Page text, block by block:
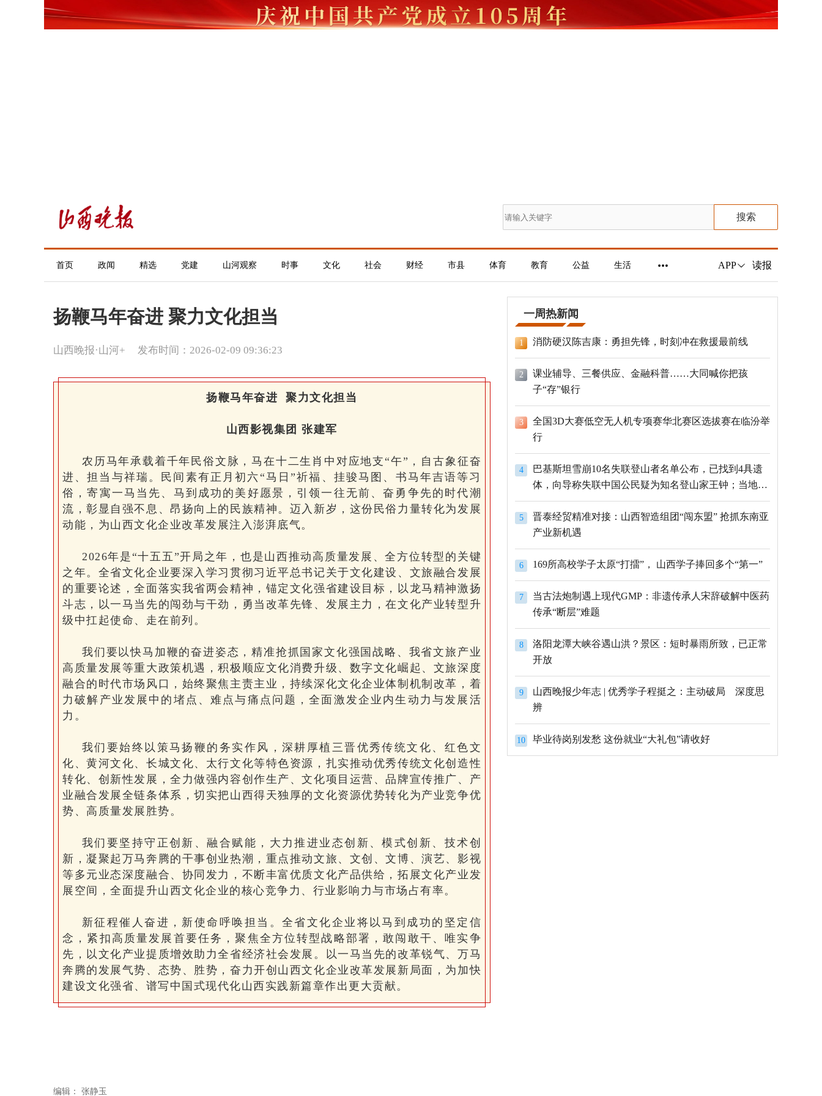
搜索
首页 政闻 精选 党建 山河观察 时事 文化 社会 财经 市县 体育 教育 公益 生活 APP 读报
扬鞭马年奋进 聚力文化担当
山西晚报·山河+ 发布时间：2026-02-09 09:36:23
扬鞭马年奋进 聚力文化担当
山西影视集团 张建军
农历马年承载着千年民俗文脉，马在十二生肖中对应地支“午”，自古象征奋
进、担当与祥瑞。民间素有正月初六“马日”祈福、挂骏马图、书马年吉语等习
俗，寄寓一马当先、马到成功的美好愿景，引领一往无前、奋勇争先的时代潮
流，彰显自强不息、昂扬向上的民族精神。迈入新岁，这份民俗力量转化为发展
动能，为山西文化企业改革发展注入澎湃底气。
2026年是“十五五”开局之年，也是山西推动高质量发展、全方位转型的关键
之年。全省文化企业要深入学习贯彻习近平总书记关于文化建设、文旅融合发展
的重要论述，全面落实我省两会精神，锚定文化强省建设目标，以龙马精神激扬
斗志，以一马当先的闯劲与干劲，勇当改革先锋、发展主力，在文化产业转型升
级中扛起使命、走在前列。
我们要以快马加鞭的奋进姿态，精准抢抓国家文化强国战略、我省文旅产业
高质量发展等重大政策机遇，积极顺应文化消费升级、数字文化崛起、文旅深度
融合的时代市场风口，始终聚焦主责主业，持续深化文化企业体制机制改革，着
力破解产业发展中的堵点、难点与痛点问题，全面激发企业内生动力与发展活
力。
我们要始终以策马扬鞭的务实作风，深耕厚植三晋优秀传统文化、红色文
化、黄河文化、长城文化、太行文化等特色资源，扎实推动优秀传统文化创造性
转化、创新性发展，全力做强内容创作生产、文化项目运营、品牌宣传推广、产
业融合发展全链条体系，切实把山西得天独厚的文化资源优势转化为产业竞争优
势、高质量发展胜势。
我们要坚持守正创新、融合赋能，大力推进业态创新、模式创新、技术创
新，凝聚起万马奔腾的干事创业热潮，重点推动文旅、文创、文博、演艺、影视
等多元业态深度融合、协同发力，不断丰富优质文化产品供给，拓展文化产业发
展空间，全面提升山西文化企业的核心竞争力、行业影响力与市场占有率。
新征程催人奋进，新使命呼唤担当。全省文化企业将以马到成功的坚定信
念，紧扣高质量发展首要任务，聚焦全方位转型战略部署，敢闯敢干、唯实争
先，以文化产业提质增效助力全省经济社会发展。以一马当先的改革锐气、万马
奔腾的发展气势、态势、胜势，奋力开创山西文化企业改革发展新局面，为加快
建设文化强省、谱写中国式现代化山西实践新篇章作出更大贡献。
编辑： 张静玉
一周热新闻
1 消防硬汉陈吉康：勇担先锋，时刻冲在救援最前线
2
课业辅导、三餐供应、金融科普……大同喊你把孩
子“存”银行
3
全国3D大赛低空无人机专项赛华北赛区选拔赛在临汾举
行
4
巴基斯坦雪崩10名失联登山者名单公布，已找到4具遗
体，向导称失联中国公民疑为知名登山家王钟；当地官
员：已定位到3个追踪器
5
晋泰经贸精准对接：山西智造组团“闯东盟” 抢抓东南亚
产业新机遇
6 169所高校学子太原“打擂”， 山西学子捧回多个“第一”
7
当古法炮制遇上现代GMP：非遗传承人宋辞破解中医药
传承“断层”难题
8
洛阳龙潭大峡谷遇山洪？景区：短时暴雨所致，已正常
开放
9
山西晚报少年志 | 优秀学子程挺之：主动破局 深度思
辨
10 毕业待岗别发愁 这份就业“大礼包”请收好